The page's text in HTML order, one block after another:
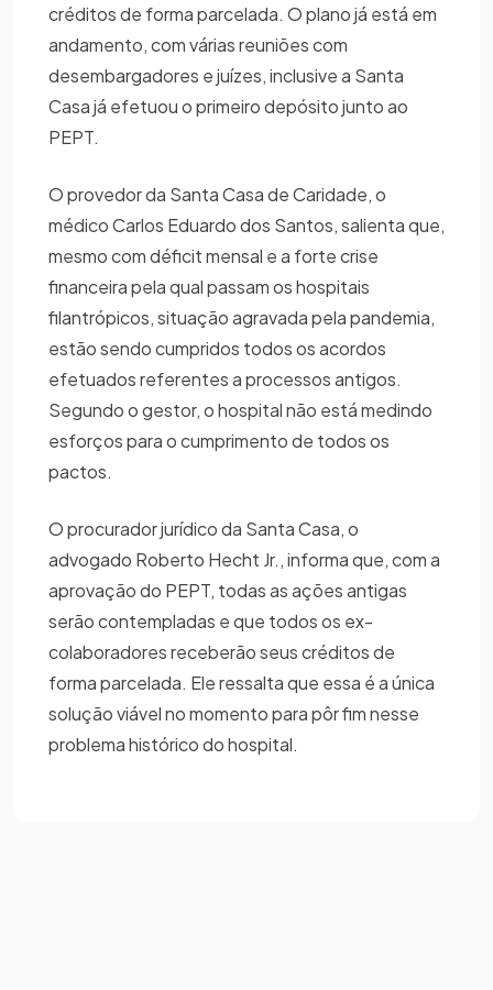
créditos de forma parcelada. O plano já está em
andamento, com várias reuniões com
desembargadores e juízes, inclusive a Santa
Casa já efetuou o primeiro depósito junto ao
PEPT.
O provedor da Santa Casa de Caridade, o
médico Carlos Eduardo dos Santos, salienta que,
mesmo com déficit mensal e a forte crise
financeira pela qual passam os hospitais
filantrópicos, situação agravada pela pandemia,
estão sendo cumpridos todos os acordos
efetuados referentes a processos antigos.
Segundo o gestor, o hospital não está medindo
esforços para o cumprimento de todos os
pactos.
O procurador jurídico da Santa Casa, o
advogado Roberto Hecht Jr., informa que, com a
aprovação do PEPT, todas as ações antigas
serão contempladas e que todos os ex-
colaboradores receberão seus créditos de
forma parcelada. Ele ressalta que essa é a única
solução viável no momento para pôr fim nesse
problema histórico do hospital.